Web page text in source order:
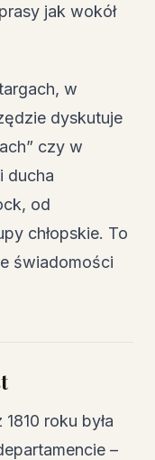
jak wokół
w
dyskutuje
czy w
ducha
od
chłopskie. To
świadomości
roku była
–